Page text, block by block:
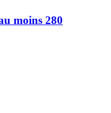
moins 280